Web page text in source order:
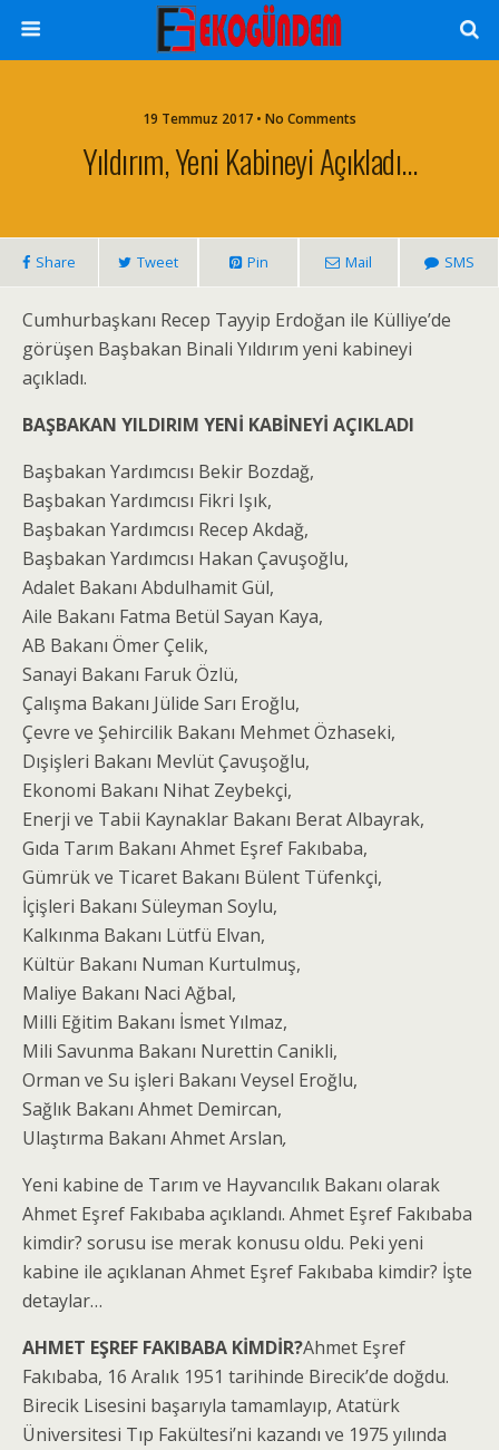
19 Temmuz 2017 • No Comments
Yıldırım, Yeni Kabineyi Açıkladı…
Share Tweet Pin Mail SMS
Cumhurbaşkanı Recep Tayyip Erdoğan ile Külliye’de
görüşen Başbakan Binali Yıldırım yeni kabineyi
açıkladı.
BAŞBAKAN YILDIRIM YENİ KABİNEYİ AÇIKLADI
Başbakan Yardımcısı Bekir Bozdağ,
Başbakan Yardımcısı Fikri Işık,
Başbakan Yardımcısı Recep Akdağ,
Başbakan Yardımcısı Hakan Çavuşoğlu,
Adalet Bakanı Abdulhamit Gül,
Aile Bakanı Fatma Betül Sayan Kaya,
AB Bakanı Ömer Çelik,
Sanayi Bakanı Faruk Özlü,
Çalışma Bakanı Jülide Sarı Eroğlu,
Çevre ve Şehircilik Bakanı Mehmet Özhaseki,
Dışişleri Bakanı Mevlüt Çavuşoğlu,
Ekonomi Bakanı Nihat Zeybekçi,
Enerji ve Tabii Kaynaklar Bakanı Berat Albayrak,
Gıda Tarım Bakanı Ahmet Eşref Fakıbaba,
Gümrük ve Ticaret Bakanı Bülent Tüfenkçi,
İçişleri Bakanı Süleyman Soylu,
Kalkınma Bakanı Lütfü Elvan,
Kültür Bakanı Numan Kurtulmuş,
Maliye Bakanı Naci Ağbal,
Milli Eğitim Bakanı İsmet Yılmaz,
Mili Savunma Bakanı Nurettin Canikli,
Orman ve Su işleri Bakanı Veysel Eroğlu,
Sağlık Bakanı Ahmet Demircan,
Ulaştırma Bakanı Ahmet Arslan,
Yeni kabine de Tarım ve Hayvancılık Bakanı olarak
Ahmet Eşref Fakıbaba açıklandı. Ahmet Eşref Fakıbaba
kimdir? sorusu ise merak konusu oldu. Peki yeni
kabine ile açıklanan Ahmet Eşref Fakıbaba kimdir? İşte
detaylar…
AHMET EŞREF FAKIBABA KİMDİR?Ahmet Eşref
Fakıbaba, 16 Aralık 1951 tarihinde Birecik’de doğdu.
Birecik Lisesini başarıyla tamamlayıp, Atatürk
Üniversitesi Tıp Fakültesi’ni kazandı ve 1975 yılında